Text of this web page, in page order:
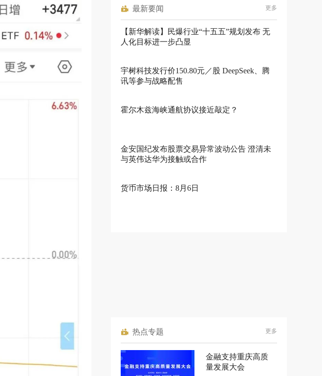
最新要闻 更多
【新华解读】民爆行业“十五五”规划发布 无
人化目标进一步凸显
宇树科技发行价150.80元／股 DeepSeek、腾
讯等参与战略配售
霍尔木兹海峡通航协议接近敲定？
金安国纪发布股票交易异常波动公告 澄清未
与英伟达华为接触或合作
货币市场日报：8月6日
热点专题 更多
金融支持重庆高质
量发展大会